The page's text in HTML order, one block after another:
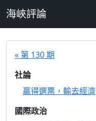
海峽評論
« 第 130 期
社論
贏得選票，輸去經濟
國際政治